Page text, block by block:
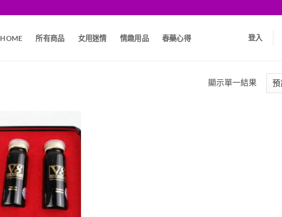
HOME 所有商品 女用迷情 情趣用品 春藥心得 登入
顯示單一結果